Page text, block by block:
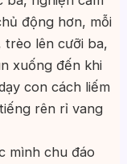
động hơn, mỗi
trèo lên cưỡi ba,
xuống đến khi
con cách liếm
rên rỉ vang
mình chu đáo